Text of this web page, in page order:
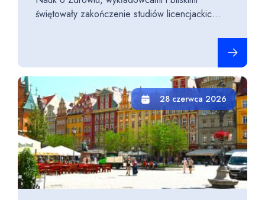
świętowały zakończenie studiów licencjackic...
28 czerwca 2026